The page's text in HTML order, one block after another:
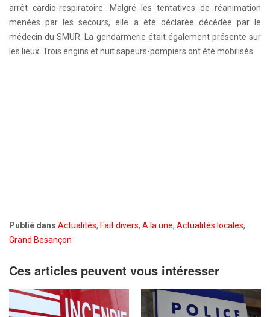
arrêt cardio-respiratoire. Malgré les tentatives de réanimation
menées par les secours, elle a été déclarée décédée par le
médecin du SMUR. La gendarmerie était également présente sur
les lieux. Trois engins et huit sapeurs-pompiers ont été mobilisés.
Publié dans Actualités, Fait divers, A la une, Actualités locales,
Grand Besançon
Ces articles peuvent vous intéresser